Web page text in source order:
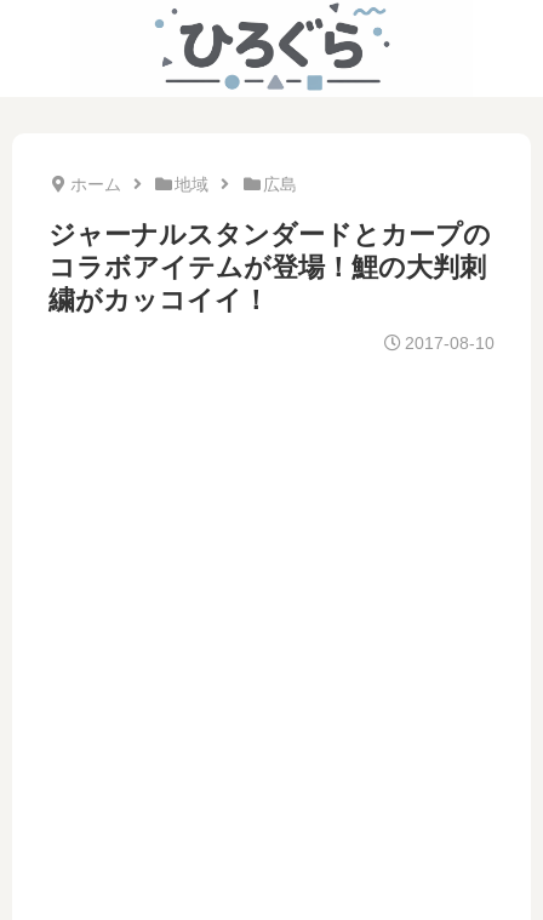
ホーム 地域 広島
ジャーナルスタンダードとカープの
コラボアイテムが登場！鯉の大判刺
繍がカッコイイ！
2017-08-10